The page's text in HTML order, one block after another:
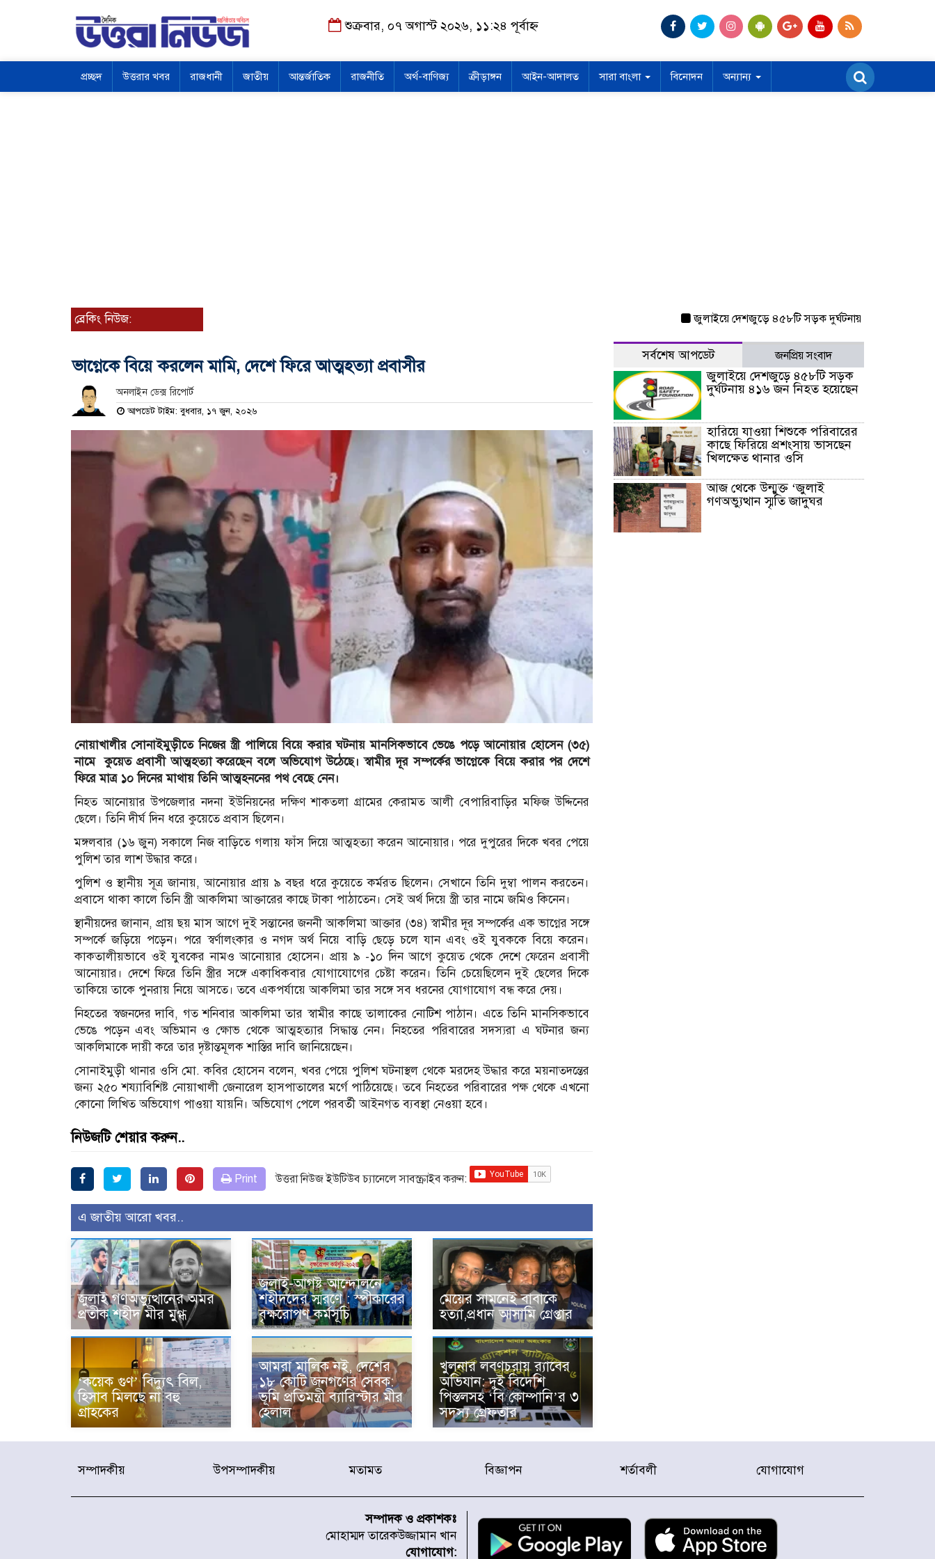
শুক্রবার, ০৭ অগাস্ট ২০২৬, ১১:২৪ পূর্বাহ্ন
প্রচ্ছদ উত্তরার খবর রাজধানী জাতীয় আন্তর্জাতিক রাজনীতি অর্থ-বাণিজ্য ক্রীড়াঙ্গন আইন-আদালত সারা বাংলা বিনোদন অন্যান্য
ব্রেকিং নিউজ: জুলাইয়ে দেশজুড়ে ৪৫৮টি সড়ক দুর্ঘটনায় ৪১৬ জন নিহত হয়েছেন
ভাগ্নেকে বিয়ে করলেন মামি, দেশে ফিরে আত্মহত্যা প্রবাসীর
অনলাইন ডেক্স রিপোর্ট
আপডেট টাইম: বুধবার, ১৭ জুন, ২০২৬
নোয়াখালীর সোনাইমুড়ীতে নিজের স্ত্রী পালিয়ে বিয়ে করার ঘটনায় মানসিকভাবে ভেঙে পড়ে আনোয়ার হোসেন (৩৫)
নামে কুয়েত প্রবাসী আত্মহত্যা করেছেন বলে অভিযোগ উঠেছে। স্বামীর দূর সম্পর্কের ভাগ্নেকে বিয়ে করার পর দেশে
ফিরে মাত্র ১০ দিনের মাথায় তিনি আত্মহননের পথ বেছে নেন।
নিহত আনোয়ার উপজেলার নদনা ইউনিয়নের দক্ষিণ শাকতলা গ্রামের কেরামত আলী বেপারিবাড়ির মফিজ উদ্দিনের
ছেলে। তিনি দীর্ঘ দিন ধরে কুয়েতে প্রবাস ছিলেন।
মঙ্গলবার (১৬ জুন) সকালে নিজ বাড়িতে গলায় ফাঁস দিয়ে আত্মহত্যা করেন আনোয়ার। পরে দুপুরের দিকে খবর পেয়ে
পুলিশ তার লাশ উদ্ধার করে।
পুলিশ ও স্থানীয় সূত্র জানায়, আনোয়ার প্রায় ৯ বছর ধরে কুয়েতে কর্মরত ছিলেন। সেখানে তিনি দুম্বা পালন করতেন।
প্রবাসে থাকা কালে তিনি স্ত্রী আকলিমা আক্তারের কাছে টাকা পাঠাতেন। সেই অর্থ দিয়ে স্ত্রী তার নামে জমিও কিনেন।
স্থানীয়দের জানান, প্রায় ছয় মাস আগে দুই সন্তানের জননী আকলিমা আক্তার (৩৪) স্বামীর দূর সম্পর্কের এক ভাগ্নের সঙ্গে
সম্পর্কে জড়িয়ে পড়েন। পরে স্বর্ণালংকার ও নগদ অর্থ নিয়ে বাড়ি ছেড়ে চলে যান এবং ওই যুবককে বিয়ে করেন।
কাকতালীয়ভাবে ওই যুবকের নামও আনোয়ার হোসেন। প্রায় ৯ -১০ দিন আগে কুয়েত থেকে দেশে ফেরেন প্রবাসী
আনোয়ার। দেশে ফিরে তিনি স্ত্রীর সঙ্গে একাধিকবার যোগাযোগের চেষ্টা করেন। তিনি চেয়েছিলেন দুই ছেলের দিকে
তাকিয়ে তাকে পুনরায় নিয়ে আসতে। তবে একপর্যায়ে আকলিমা তার সঙ্গে সব ধরনের যোগাযোগ বন্ধ করে দেয়।
নিহতের স্বজনদের দাবি, গত শনিবার আকলিমা তার স্বামীর কাছে তালাকের নোটিশ পাঠান। এতে তিনি মানসিকভাবে
ভেঙে পড়েন এবং অভিমান ও ক্ষোভ থেকে আত্মহত্যার সিদ্ধান্ত নেন। নিহতের পরিবারের সদস্যরা এ ঘটনার জন্য
আকলিমাকে দায়ী করে তার দৃষ্টান্তমূলক শাস্তির দাবি জানিয়েছেন।
সোনাইমুড়ী থানার ওসি মো. কবির হোসেন বলেন, খবর পেয়ে পুলিশ ঘটনাস্থল থেকে মরদেহ উদ্ধার করে ময়নাতদন্তের
জন্য ২৫০ শয্যাবিশিষ্ট নোয়াখালী জেনারেল হাসপাতালের মর্গে পাঠিয়েছে। তবে নিহতের পরিবারের পক্ষ থেকে এখনো
কোনো লিখিত অভিযোগ পাওয়া যায়নি। অভিযোগ পেলে পরবর্তী আইনগত ব্যবস্থা নেওয়া হবে।
নিউজটি শেয়ার করুন..
Print উত্তরা নিউজ ইউটিউব চ্যানেলে সাবস্ক্রাইব করুন:
এ জাতীয় আরো খবর..
জুলাই গণঅভ্যুত্থানের অমর
প্রতীক শহীদ মীর মুগ্ধ
জুলাই-আগষ্ট আন্দোলনে
শহীদদের স্মরণে : স্পীকারের
বৃক্ষরোপণ কর্মসূচি
মেয়ের সামনেই বাবাকে
হত্যা,প্রধান আসামি গ্রেপ্তার
‘কয়েক গুণ’ বিদ্যুৎ বিল,
হিসাব মিলছে না বহু
গ্রাহকের
আমরা মালিক নই, দেশের
১৮ কোটি জনগণের সেবক:
ভূমি প্রতিমন্ত্রী ব্যারিস্টার মীর
হেলাল
খুলনার লবণচরায় র‍্যাবের
অভিযান: দুই বিদেশি
পিস্তলসহ ‘বি কোম্পানি’র ৩
সদস্য গ্রেফতার
সর্বশেষ আপডেট জনপ্রিয় সংবাদ
জুলাইয়ে দেশজুড়ে ৪৫৮টি সড়ক
দুর্ঘটনায় ৪১৬ জন নিহত হয়েছেন
হারিয়ে যাওয়া শিশুকে পরিবারের
কাছে ফিরিয়ে প্রশংসায় ভাসছেন
খিলক্ষেত থানার ওসি
আজ থেকে উন্মুক্ত ‘জুলাই
গণঅভ্যুত্থান স্মৃতি জাদুঘর
সম্পাদকীয় উপসম্পাদকীয় মতামত বিজ্ঞাপন শর্তাবলী যোগাযোগ
সম্পাদক ও প্রকাশকঃ
মোহাম্মদ তারেকউজ্জামান খান
যোগাযোগ: